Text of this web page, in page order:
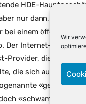
Wir
HDE-
nur dann, wenn die
bei einem öffentlichen
Der Internet-Verband
Provider, die zum
die sich auf ihren
«schwammig und